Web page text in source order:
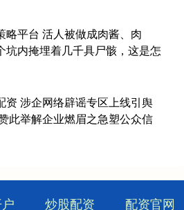
略平台 活人被做成肉酱、肉
坑内掩埋着几千具尸骸，这是怎
资 涉企网络辟谣专区上线引舆
此举解企业燃眉之急塑公众信
炒股配资 配资官网